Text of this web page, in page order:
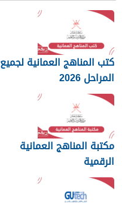
كتب المناهج العمانية لجميع
المراحل 2026
مكتبة المناهج العمانية
الرقمية